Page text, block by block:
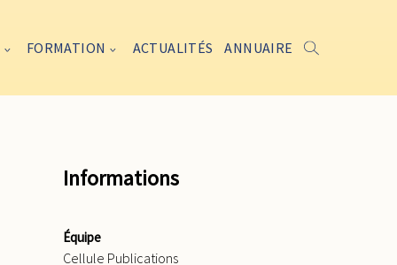
FORMATION ACTUALITÉS ANNUAIRE
Informations
Équipe
Cellule Publications